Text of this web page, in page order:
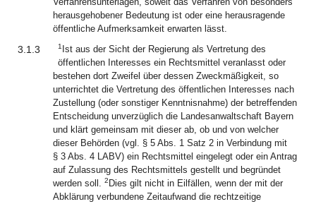
herausgehobener Bedeutung ist oder eine herausragende
öffentliche Aufmerksamkeit erwarten lässt.
3.1.3 1 Ist aus der Sicht der Regierung als Vertretung des
öffentlichen Interesses ein Rechtsmittel veranlasst oder
bestehen dort Zweifel über dessen Zweckmäßigkeit, so
unterrichtet die Vertretung des öffentlichen Interesses nach
Zustellung (oder sonstiger Kenntnisnahme) der betreffenden
Entscheidung unverzüglich die Landesanwaltschaft Bayern
und klärt gemeinsam mit dieser ab, ob und von welcher
dieser Behörden (vgl. § 5 Abs. 1 Satz 2 in Verbindung mit
§ 3 Abs. 4 LABV) ein Rechtsmittel eingelegt oder ein Antrag
auf Zulassung des Rechtsmittels gestellt und begründet
werden soll. 2 Dies gilt nicht in Eilfällen, wenn der mit der
Abklärung verbundene Zeitaufwand die rechtzeitige